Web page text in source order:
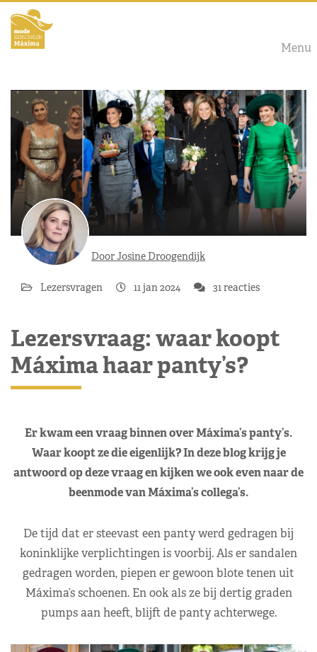
Menu
Door Josine Droogendijk
Lezersvragen 11 jan 2024 31 reacties
Lezersvraag: waar koopt
Máxima haar panty’s?
Er kwam een vraag binnen over Máxima’s panty’s.
Waar koopt ze die eigenlijk? In deze blog krijg je
antwoord op deze vraag en kijken we ook even naar de
beenmode van Máxima’s collega’s.
De tijd dat er steevast een panty werd gedragen bij
koninklijke verplichtingen is voorbij. Als er sandalen
gedragen worden, piepen er gewoon blote tenen uit
Máxima’s schoenen. En ook als ze bij dertig graden
pumps aan heeft, blijft de panty achterwege.